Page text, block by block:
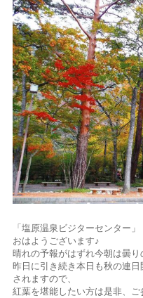
「塩原温泉ビジターセンター」
おはようございます♪
晴れの予報がはずれ今朝は曇り
昨日に引き続き本日も秋の連
されますので、
紅葉を堪能したい方は是非、